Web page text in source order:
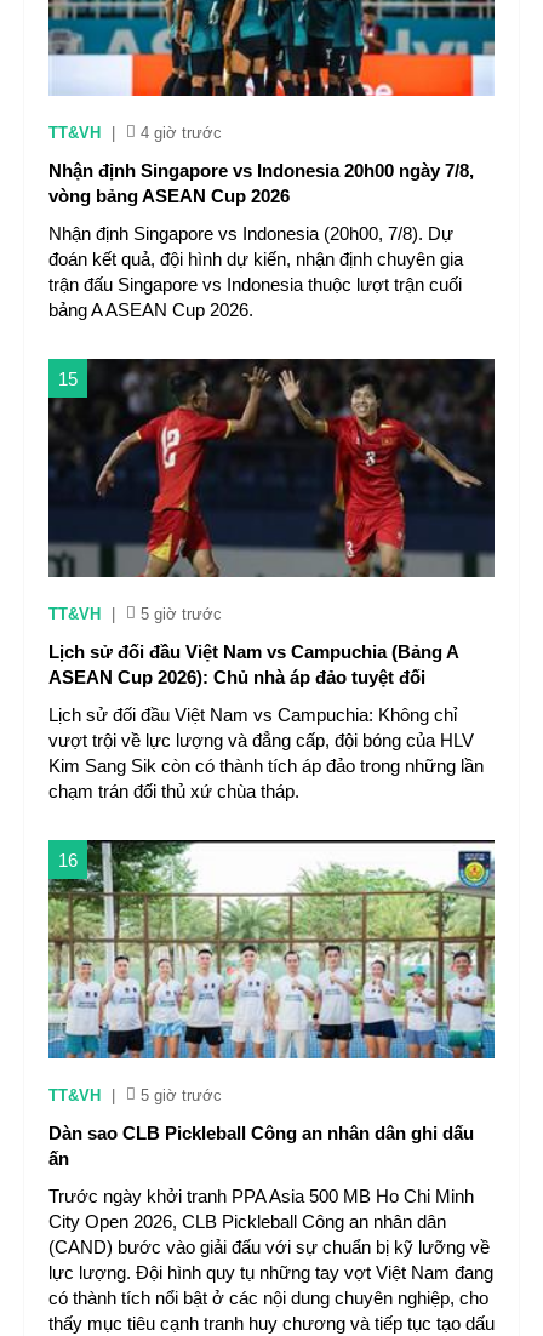
TT&VH 4 giờ trước
Nhận định Singapore vs Indonesia 20h00 ngày 7/8,
vòng bảng ASEAN Cup 2026
Nhận định Singapore vs Indonesia (20h00, 7/8). Dự
đoán kết quả, đội hình dự kiến, nhận định chuyên gia
trận đấu Singapore vs Indonesia thuộc lượt trận cuối
bảng A ASEAN Cup 2026.
15
TT&VH 5 giờ trước
Lịch sử đối đầu Việt Nam vs Campuchia (Bảng A
ASEAN Cup 2026): Chủ nhà áp đảo tuyệt đối
Lịch sử đối đầu Việt Nam vs Campuchia: Không chỉ
vượt trội về lực lượng và đẳng cấp, đội bóng của HLV
Kim Sang Sik còn có thành tích áp đảo trong những lần
chạm trán đối thủ xứ chùa tháp.
16
TT&VH 5 giờ trước
Dàn sao CLB Pickleball Công an nhân dân ghi dấu
ấn
Trước ngày khởi tranh PPA Asia 500 MB Ho Chi Minh
City Open 2026, CLB Pickleball Công an nhân dân
(CAND) bước vào giải đấu với sự chuẩn bị kỹ lưỡng về
lực lượng. Đội hình quy tụ những tay vợt Việt Nam đang
có thành tích nổi bật ở các nội dung chuyên nghiệp, cho
thấy mục tiêu cạnh tranh huy chương và tiếp tục tạo dấu